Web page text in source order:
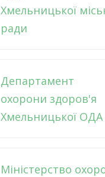
Хмельницької
ради
Департамент
охорони здоров'я
Хмельницької ОДА
Міністерство